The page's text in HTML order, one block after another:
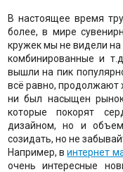
В настоящее время
более, в мире
кружек мы не видели на
комбинированные и
вышли на пик
всё равно, продолжают
ни был насыщен
которые покорят
дизайном, но и
созидать, но не
Например, винтернет
очень интересные